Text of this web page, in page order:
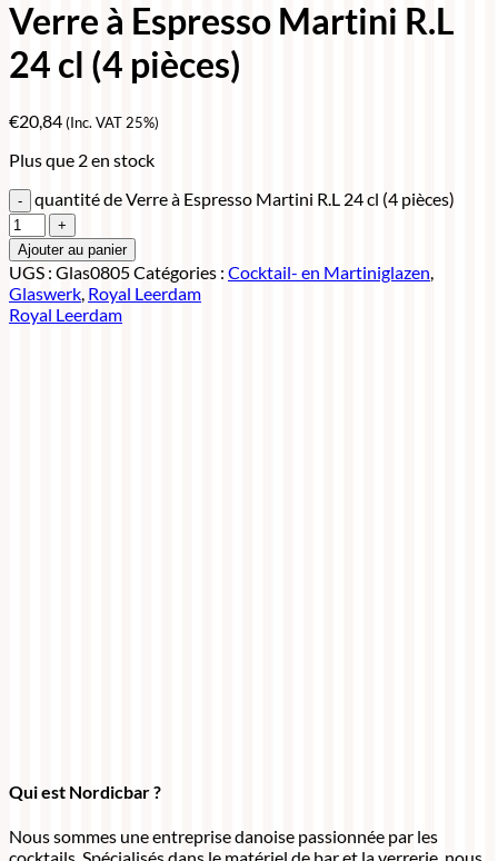
Verre à Espresso Martini R.L
24 cl (4 pièces)
€20,84(Inc. VAT 25%)
Plus que 2 en stock
quantité de Verre à Espresso Martini R.L 24 cl (4 pièces)
Ajouter au panier
UGS : Glas0805Catégories : Cocktail- en Martiniglazen,
Glaswerk, Royal Leerdam
Royal Leerdam
Qui est Nordicbar ?
Nous sommes une entreprise danoise passionnée par les